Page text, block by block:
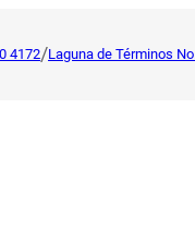
4172/Laguna de Términos